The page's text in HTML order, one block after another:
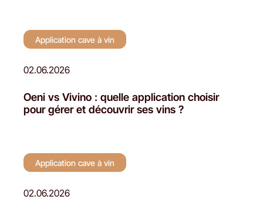
Application cave à vin
02.06.2026
Oeni vs Vivino : quelle application choisir
pour gérer et découvrir ses vins ?
Application cave à vin
02.06.2026